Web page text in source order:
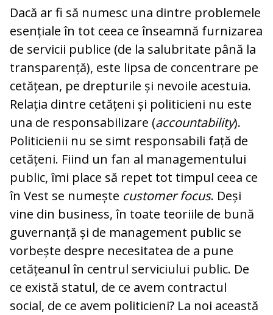
Dacă ar fi să numesc una dintre problemele
esențiale în tot ceea ce înseamnă furnizarea
de servicii publice (de la salubritate până la
transparență), este lipsa de concentrare pe
cetățean, pe drepturile și nevoile acestuia.
Relația dintre cetățeni și politicieni nu este
una de responsabilizare (accountability).
Politicienii nu se simt responsabili față de
cetățeni. Fiind un fan al managementului
public, îmi place să repet tot timpul ceea ce
în Vest se numește customer focus. Deși
vine din business, în toate teoriile de bună
guvernanță și de management public se
vorbește despre necesitatea de a pune
cetățeanul în centrul serviciului public. De
ce există statul, de ce avem contractul
social, de ce avem politicieni? La noi această